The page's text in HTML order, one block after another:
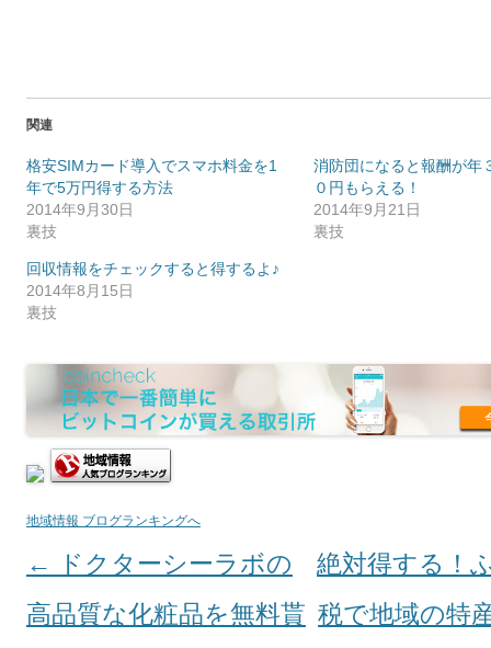
関連
格安SIMカード導入でスマホ料金を1
年で5万円得する方法
2014年9月30日
裏技
消防団になると報酬が年
０円もらえる！
2014年9月21日
裏技
回収情報をチェックすると得するよ♪
2014年8月15日
裏技
地域情報 ブログランキングへ
Post navigation
←
ドクターシーラボの
高品質な化粧品を無料貰
絶対得する！
税で地域の特